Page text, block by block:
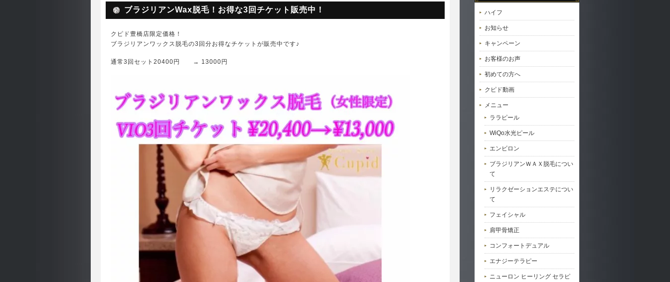
ブラジリアンWax脱毛！お得な3回チケット販売中！
クピド豊橋店限定価格！
ブラジリアンワックス脱毛の3回分お得なチケットが販売中です♪
通常3回セット20400円 → 13000円
ハイフ
お知らせ
キャンペーン
お客様のお声
初めての方へ
クピド動画
メニュー
ララピール
WiQo水光ピール
エンビロン
ブラジリアンＷＡＸ脱毛につい
て
リラクゼーションエステについ
て
フェイシャル
肩甲骨矯正
コンフォートデュアル
エナジーテラピー
ニューロン ヒーリング セラピ